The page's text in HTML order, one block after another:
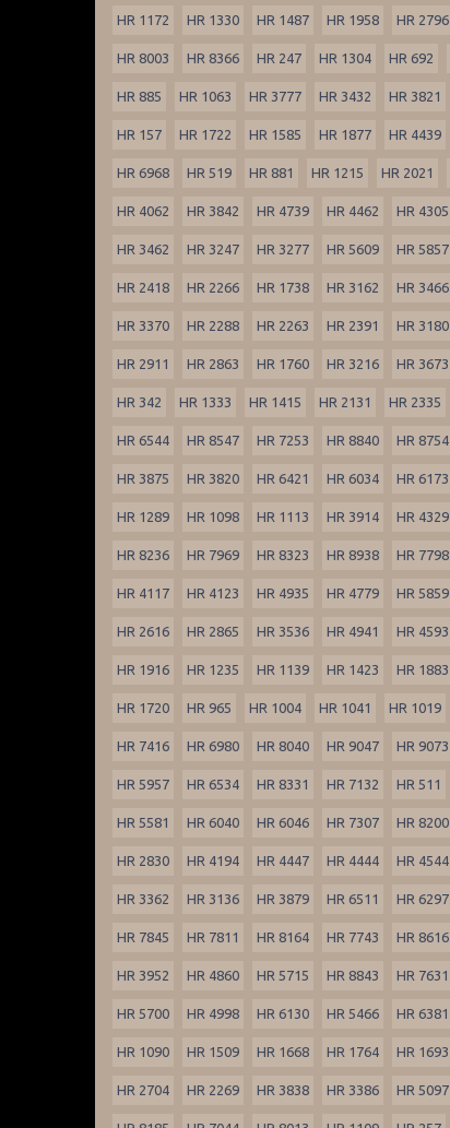
HR 1172 HR 1330 HR 1487 HR 1958 HR 2796
HR 8003 HR 8366 HR 247 HR 1304 HR 692
HR 885 HR 1063 HR 3777 HR 3432 HR 3821
HR 157 HR 1722 HR 1585 HR 1877 HR 4439
HR 6968 HR 519 HR 881 HR 1215 HR 2021
HR 4062 HR 3842 HR 4739 HR 4462 HR 4305
HR 3462 HR 3247 HR 3277 HR 5609 HR 5857
HR 2418 HR 2266 HR 1738 HR 3162 HR 3466
HR 3370 HR 2288 HR 2263 HR 2391 HR 3180
HR 2911 HR 2863 HR 1760 HR 3216 HR 3673
HR 342 HR 1333 HR 1415 HR 2131 HR 2335
HR 6544 HR 8547 HR 7253 HR 8840 HR 8754
HR 3875 HR 3820 HR 6421 HR 6034 HR 6173
HR 1289 HR 1098 HR 1113 HR 3914 HR 4329
HR 8236 HR 7969 HR 8323 HR 8938 HR 7798
HR 4117 HR 4123 HR 4935 HR 4779 HR 5859
HR 2616 HR 2865 HR 3536 HR 4941 HR 4593
HR 1916 HR 1235 HR 1139 HR 1423 HR 1883
HR 1720 HR 965 HR 1004 HR 1041 HR 1019
HR 7416 HR 6980 HR 8040 HR 9047 HR 9073
HR 5957 HR 6534 HR 8331 HR 7132 HR 511
HR 5581 HR 6040 HR 6046 HR 7307 HR 8200
HR 2830 HR 4194 HR 4447 HR 4444 HR 4544
HR 3362 HR 3136 HR 3879 HR 6511 HR 6297
HR 7845 HR 7811 HR 8164 HR 7743 HR 8616
HR 3952 HR 4860 HR 5715 HR 8843 HR 7631
HR 5700 HR 4998 HR 6130 HR 5466 HR 6381
HR 1090 HR 1509 HR 1668 HR 1764 HR 1693
HR 2704 HR 2269 HR 3838 HR 3386 HR 5097